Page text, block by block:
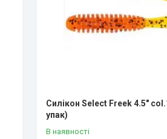
Силікон Select Freek 4.5"
упак)
В наявності